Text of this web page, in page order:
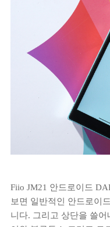
Fiio JM21 안드로이드
보면 일반적인 안드로이
니다. 그리고 상단을 쓸